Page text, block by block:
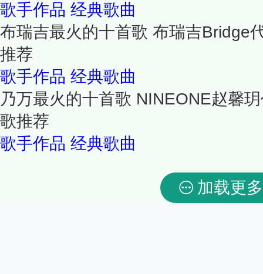
歌手作品 经典歌曲
布瑞吉最火的十首歌 布瑞吉Bridge
推荐
歌手作品 经典歌曲
乃万最火的十首歌 NINEONE赵馨
歌推荐
歌手作品 经典歌曲
加载更多